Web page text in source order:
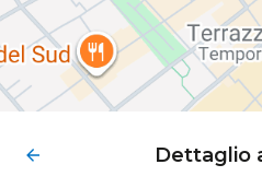
Dettaglio